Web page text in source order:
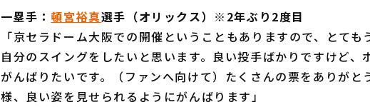
一塁手： 頓宮裕真選手（オリックス）※2年ぶり2度目
「京セラドーム大阪での開催ということもありますので、とても
自分のスイングをしたいと思います。良い投手ばかりですけど、
がんばりたいです。（ファンへ向けて）たくさんの票をありがと
様、良い姿を見せられるようにがんばります」